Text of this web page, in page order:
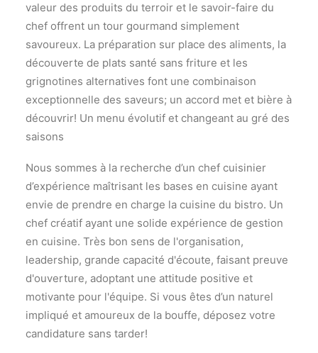
valeur des produits du terroir et le savoir-faire du
chef offrent un tour gourmand simplement
savoureux. La préparation sur place des aliments, la
découverte de plats santé sans friture et les
grignotines alternatives font une combinaison
exceptionnelle des saveurs; un accord met et bière à
découvrir! Un menu évolutif et changeant au gré des
saisons
Nous sommes à la recherche d’un chef cuisinier
d’expérience maîtrisant les bases en cuisine ayant
envie de prendre en charge la cuisine du bistro. Un
chef créatif ayant une solide expérience de gestion
en cuisine. Très bon sens de l'organisation,
leadership, grande capacité d'écoute, faisant preuve
d'ouverture, adoptant une attitude positive et
motivante pour l'équipe. Si vous êtes d’un naturel
impliqué et amoureux de la bouffe, déposez votre
candidature sans tarder!